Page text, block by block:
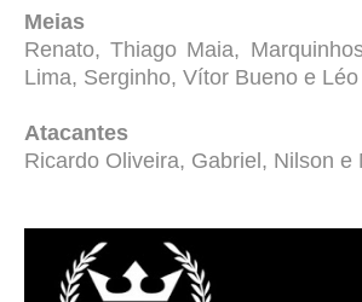
Meias
Renato, Thiago Maia,
Lima, Serginho, Vítor Bueno e
Atacantes
Ricardo Oliveira, Gabriel, Nilson e